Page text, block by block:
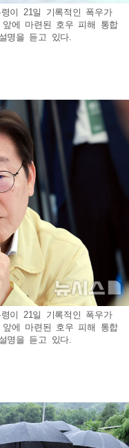
이 21일 기록적인 폭우가
앞에 마련된 호우 피해 통합
명을 듣고 있다.
이 21일 기록적인 폭우가
앞에 마련된 호우 피해 통합
명을 듣고 있다.